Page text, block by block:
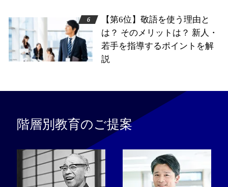
【第6位】敬語を使う理由と
は？ そのメリットは？ 新人・
若手を指導するポイントを解
説
階層別教育のご提案